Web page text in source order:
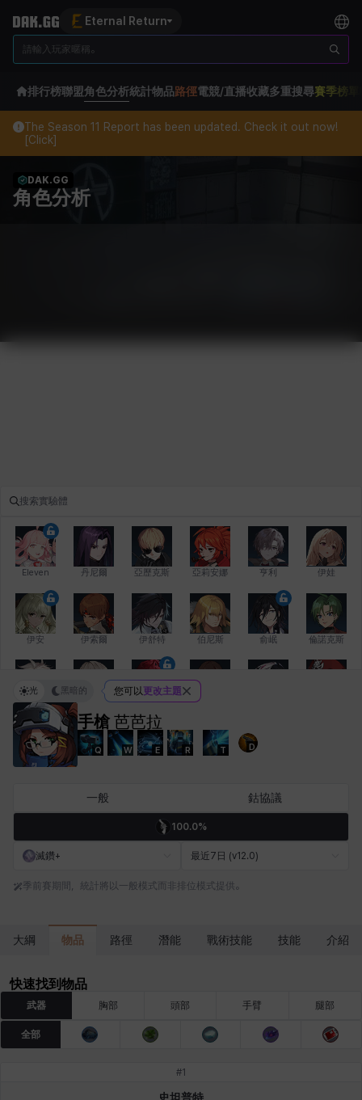
Eternal Return
排行榜聯盟角色分析統計物品路徑電競/直播收藏多重搜尋賽季榜單
The Season 11 Report has been updated. Check it out now!
[Click]
DAK.GG
角色分析
Eleven 丹尼爾 亞歷克斯 亞莉安娜 亨利 伊娃
伊安 伊索爾 伊舒特 伯尼斯 俞岷 倫諾克斯
傑琪 克雷弗
妮婭 妮琪 威廉 娜汀 尤斯蒂娜 布萊爾
洛茲 海因茨 玹雨 珍妮 琪婭拉 瑪蒂娜
手槍 芭芭拉
Q W E R T D
光 黑暗的 您可以更改主題
一般 鈷協議
100.0%
滅鑽+ 最近7日 (v12.0)
季前賽期間，統計將以一般模式而非排位模式提供。
大綱 物品 路徑 潛能 戰術技能 技能 介紹
快速找到物品
武器 胸部 頭部 手臂 腿部
全部
#1